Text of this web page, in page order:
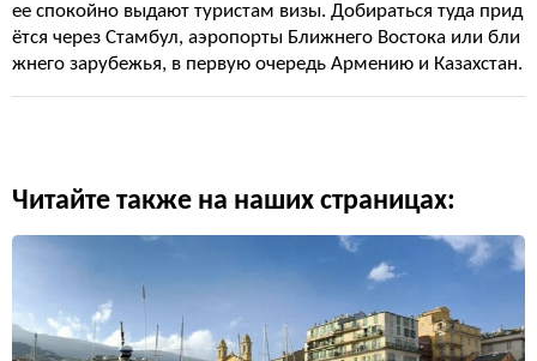
ее спокойно выдают туристам визы. Добираться туда прид
ётся через Стамбул, аэропорты Ближнего Востока или бли
жнего зарубежья, в первую очередь Армению и Казахстан.
Читайте также на наших страницах: